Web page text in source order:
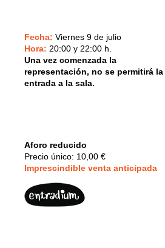
Fecha: Viernes 9 de julio
Hora: 20:00 y 22:00 h.
Una vez comenzada la
representación, no se permitirá la
entrada a la sala.
Aforo reducido
Precio único: 10,00 €
Imprescindible venta anticipada